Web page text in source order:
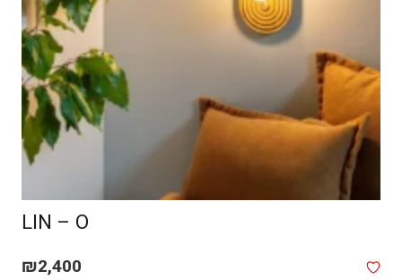
SPOT MACOCH – CEILING
₪1,850